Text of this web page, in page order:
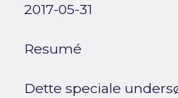
2017-05-31
Resumé
Dette speciale